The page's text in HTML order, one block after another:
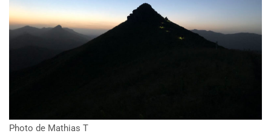
Photo de Mathias T